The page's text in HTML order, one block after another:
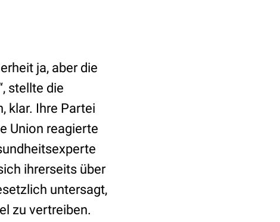
ja, aber die
stellte die
klar. Ihre Partei
Union reagierte
ihrerseits über
untersagt,
zu vertreiben.